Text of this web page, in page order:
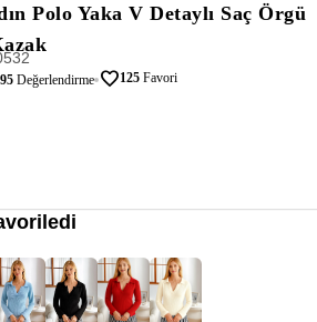
Polo Yaka V Detaylı Saç Örgü
95Değerlendirme favorite125 Favori